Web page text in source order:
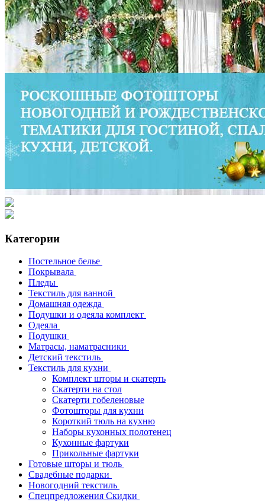
Категории
Постельное белье
Покрывала
Пледы
Текстиль для ванной
Домашняя одежда
Подушки и одеяла комплект
Одеяла
Подушки
Матрасы, наматрасники
Детский текстиль
Текстиль для кухни
Комплект шторы и скатерть
Скатерти на стол
Скатерти гобеленовые
Фотошторы для кухни
Короткий тюль на кухню
Наборы кухонных полотенец
Кухонные фартуки
Прикольные фартуки
Готовые шторы и тюль
Свадебные подарки
Новогодний текстиль
Спецпредложения Скидки